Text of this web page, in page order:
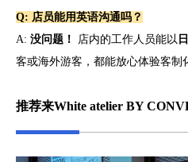
Q: 店员能用英语沟通吗？
A: 没问题！ 店内的工作人员能以
客或海外游客，都能放心体验客制
推荐来White atelier BY